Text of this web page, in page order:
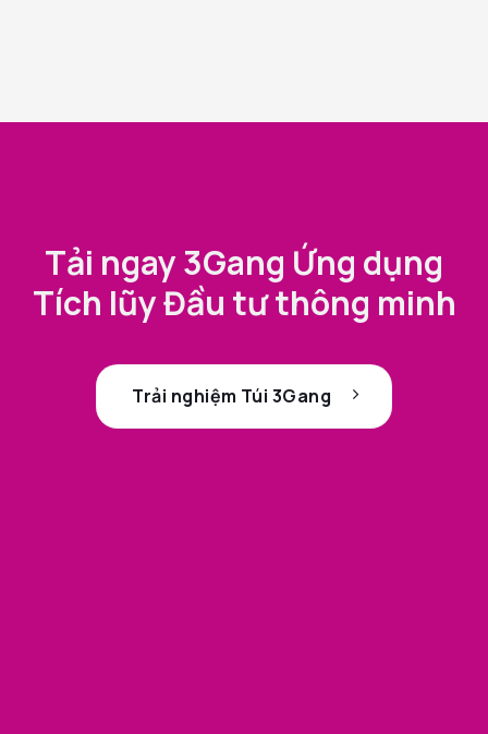
Tải ngay 3Gang Ứng dụng
Tích lũy Đầu tư thông minh
Trải nghiệm Túi 3Gang